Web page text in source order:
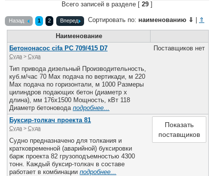
Крюинг
Журнал
Материалы
Услуги
Конференции
Выставки и семинары
Личности
Словарь
Флот
Галерея флота
Форум
Все службы
Всего записей в разделе [ 29 ]
Назад 1 2 Вперед Сортировать по: наименованию ⇓ ⇑
Наименование
Бетононасос cifa PC 709/415 D7
Суда > Cуда
Тип привода дизельный Производительность,
куб.м/час 70 Max подача по вертикади, м 220
Max подача по горизонтали, м 1000 Размеры
цилиндров подающих бетон (диаметр х
длина), мм 176х1500 Мощность, кВт 118
Диаметр бетоновода подробнее...
Поставщиков нет
Буксир-толкач проекта 81
Суда > Cуда
Судно предназначено для толкания и
кратковременной (аварийной) буксировки
барж проекта 82 грузоподъемностью 4300
тонн. Каждый буксир-толкач в составе
работает в комбинации подробнее...
Показать
поставщиков